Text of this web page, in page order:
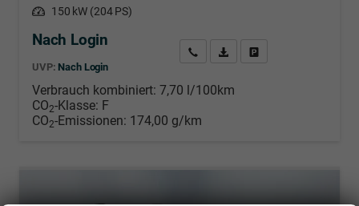
Leistung 150 kW (204 PS)
Nach Login
UVP: Nach Login
Wir rufen Sie anPDF-Datei, Fahrzeugexposé
Verbrauch kombiniert: 7,70 l/100km
CO2-Klasse: F
CO2-Emissionen: 174,00 g/km